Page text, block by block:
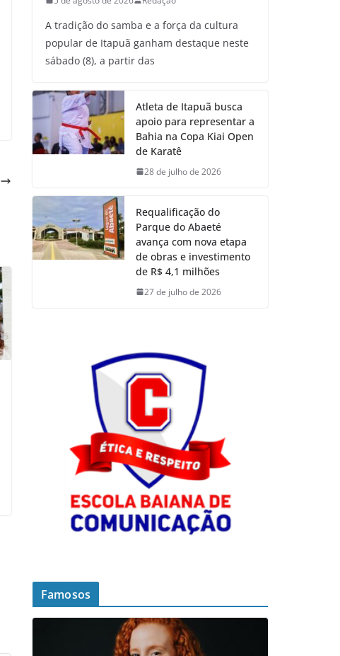
A tradição do samba e a força da cultura
popular de Itapuã ganham destaque neste
sábado (8), a partir das
Atleta de Itapuã busca
apoio para representar a
Bahia na Copa Kiai Open
de Karatê
28 de julho de 2026
Requalificação do
Parque do Abaeté
avança com nova etapa
de obras e investimento
de R$ 4,1 milhões
27 de julho de 2026
Famosos